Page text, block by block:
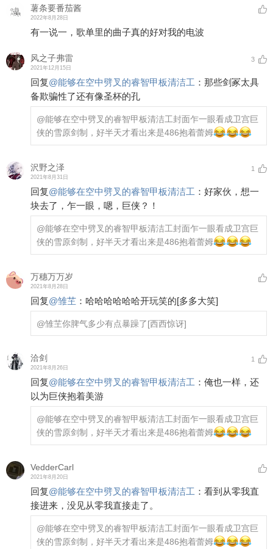
薯条要番茄酱
2022年8月28日
有一说一，歌单里的曲子真的好对我的电波
风之子弗雷
2021年12月15日
3
回复@能够在空中劈叉的睿智甲板清洁工 ： 那些剑冢太具
备欺骗性了还有像圣杯的孔
@能够在空中劈叉的睿智甲板清洁工封面乍一眼看成卫宫巨
侠的雪原剑制，好半天才看出来是486抱着蕾姆
沢野之泽
2021年8月31日
1
回复@能够在空中劈叉的睿智甲板清洁工 ： 好家伙，想一
块去了，乍一眼，嗯，巨侠？！
@能够在空中劈叉的睿智甲板清洁工封面乍一眼看成卫宫巨
侠的雪原剑制，好半天才看出来是486抱着蕾姆
万穗万万岁
2021年8月28日
回复@雏芏 ： 哈哈哈哈哈哈开玩笑的[多多大笑]
@雏芏你脾气多少有点暴躁了[西西惊讶]
洽剑
2021年8月26日
1
回复@能够在空中劈叉的睿智甲板清洁工 ： 俺也一样，还
以为巨侠抱着美游
@能够在空中劈叉的睿智甲板清洁工封面乍一眼看成卫宫巨
侠的雪原剑制，好半天才看出来是486抱着蕾姆
VedderCarl
2021年8月20日
回复@能够在空中劈叉的睿智甲板清洁工 ： 看到从零我直
接进来，没见从零我直接走了。
@能够在空中劈叉的睿智甲板清洁工封面乍一眼看成卫宫巨
侠的雪原剑制，好半天才看出来是486抱着蕾姆